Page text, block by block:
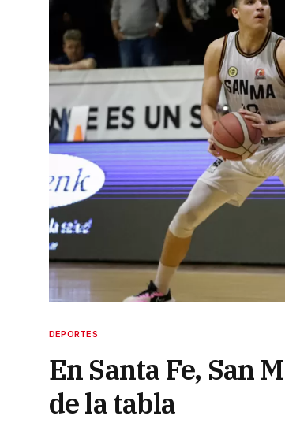
DEPORTES
En Santa Fe, San
de la tabla